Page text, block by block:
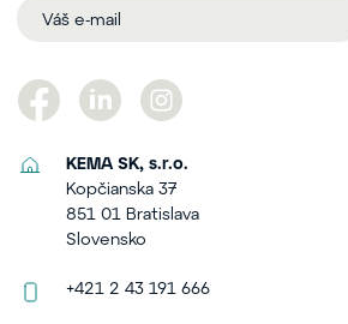
KEMA SK, s.r.o.
Kopčianska 37
851 01 Bratislava
Slovensko
+421 2 43 191 666